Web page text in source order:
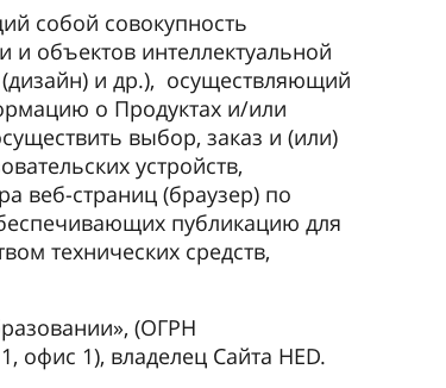
собой совокупность
объектов интеллектуальной
и др.), осуществляющий
о Продуктах и/или
выбор, заказ и (или)
устройств,
веб-страниц (браузер) по
публикацию для
технических средств,
(ОГРН
офис 1), владелец Сайта HED.